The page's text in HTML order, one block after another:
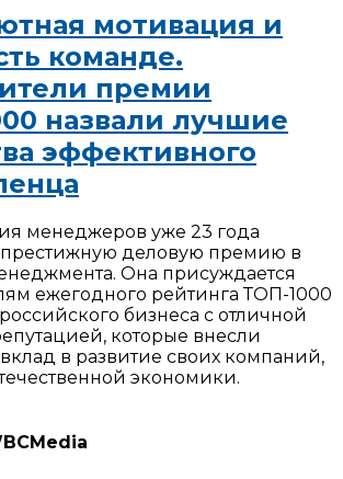
мотивация и
команде.
премии
назвали лучшие
эффективного
менеджеров уже 23 года
деловую премию в
Она присуждается
ежегодного рейтинга ТОП-1000
бизнеса с отличной
которые внесли
в развитие своих компаний,
экономики.